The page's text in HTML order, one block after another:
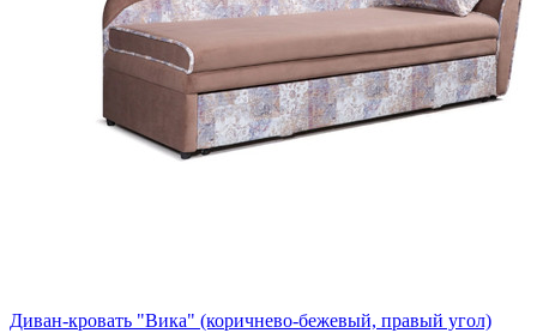
Диван-кровать "Вика" (коричнево-бежевый, правый угол)